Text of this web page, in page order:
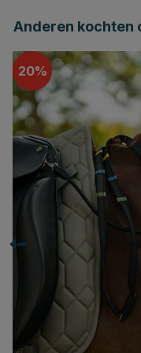
Anderen kochten
20